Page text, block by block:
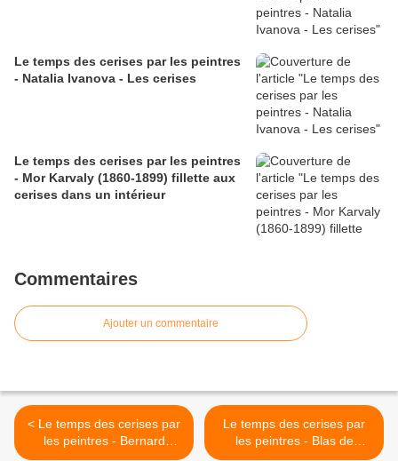
Le temps des cerises par les peintres
- Natalia Ivanova - Les cerises
Le temps des cerises par les peintres
- Mor Karvaly (1860-1899) fillette aux
cerises dans un intérieur
Commentaires
Ajouter un commentaire
< Le temps des cerises par
les peintres - Bernard
Londinsky (1932) cerises
Le temps des cerises par
les peintres - Blas de
Ledesma (1602-1614)